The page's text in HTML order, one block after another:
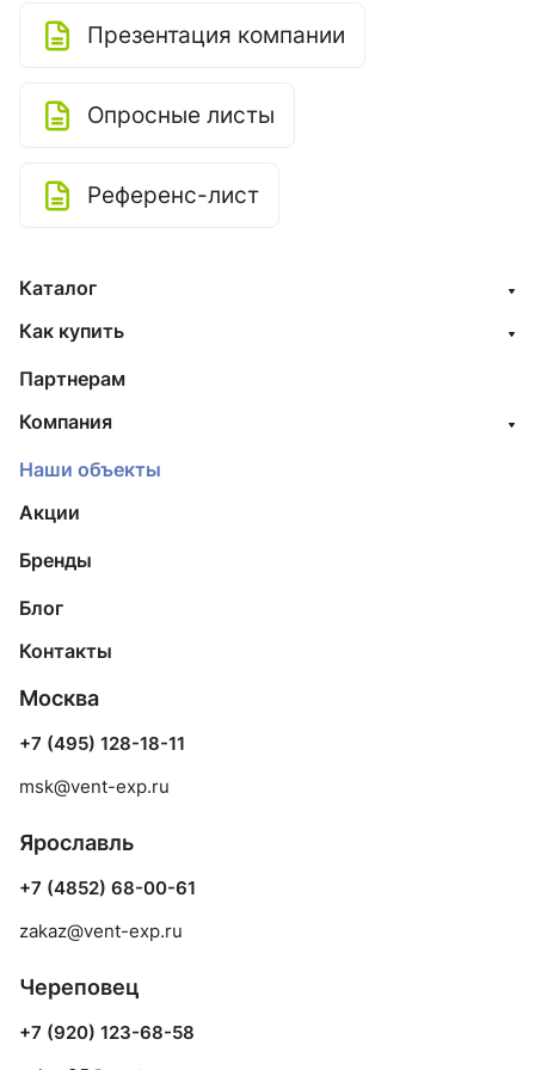
Презентация компании
Опросные листы
Референс-лист
Каталог
Как купить
Партнерам
Компания
Наши объекты
Акции
Бренды
Блог
Контакты
Москва
+7 (495) 128-18-11
msk@vent-exp.ru
Ярославль
+7 (4852) 68-00-61
zakaz@vent-exp.ru
Череповец
+7 (920) 123-68-58